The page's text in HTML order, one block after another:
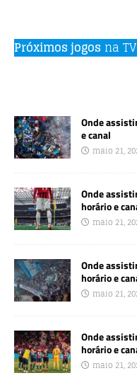
Próximos jogos na TV
Onde
e canal
maio 21,
Onde
horário e
maio 21,
Onde
horário e
maio 21,
Onde
horário e
maio 21,